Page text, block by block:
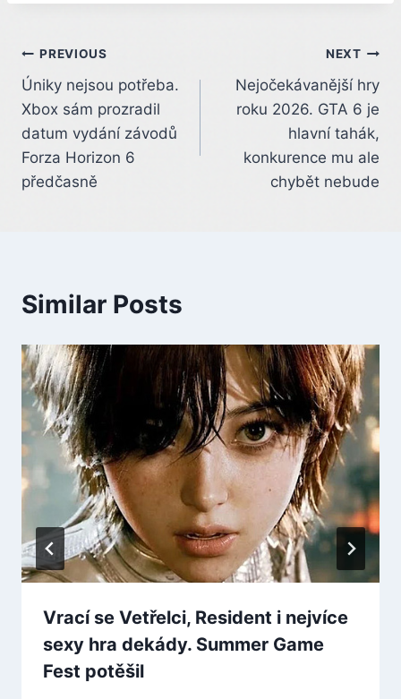
Post
navigation
PREVIOUS
Úniky nejsou potřeba.
Xbox sám prozradil
datum vydání závodů
Forza Horizon 6
předčasně
NEXT
Nejočekávanější hry
roku 2026. GTA 6 je
hlavní tahák,
konkurence mu ale
chybět nebude
Similar Posts
Vrací se Vetřelci, Resident i nejvíce
sexy hra dekády. Summer Game
Fest potěšil